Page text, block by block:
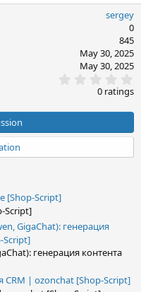
sergey
0
845
May 30, 2025
May 30, 2025
.
0
t
a
r
0 ratings
[Shop-Script]
Script]
GigaChat): генерация
Script]
генерация контента
CRM | ozonchat [Shop-Script]